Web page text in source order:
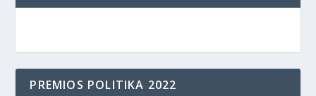
PREMIOS POLITIKA 2022